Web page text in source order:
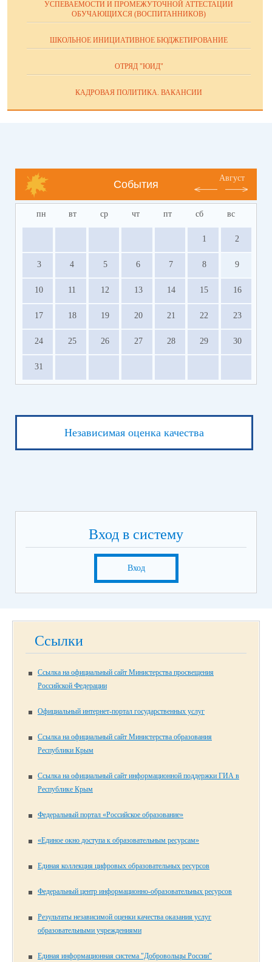
УСПЕВАЕМОСТИ И ПРОМЕЖУТОЧНОЙ АТТЕСТАЦИИ
ОБУЧАЮЩИХСЯ (ВОСПИТАННИКОВ)
ШКОЛЬНОЕ ИНИЦИАТИВНОЕ БЮДЖЕТИРОВАНИЕ
ОТРЯД "ЮИД"
КАДРОВАЯ ПОЛИТИКА. ВАКАНСИИ
События
Август
пн вт ср чт пт сб вс
1 2
3 4 5 6 7 8 9
10 11 12 13 14 15 16
17 18 19 20 21 22 23
24 25 26 27 28 29 30
31
Независимая оценка качества
Вход в систему
Вход
Ссылки
Ссылка на официальный сайт Министерства просвещения
Российской Федерации
Официальный интернет-портал государственных услуг
Ссылка на официальный сайт Министерства образования
Республики Крым
Ссылка на официальный сайт информационной поддержки ГИА в
Республике Крым
Федеральный портал «Российское образование»
«Единое окно доступа к образовательным ресурсам»
Единая коллекция цифровых образовательных ресурсов
Федеральный центр информационно-образовательных ресурсов
Результаты независимой оценки качества оказания услуг
образовательными учреждениями
Единая информационная система "Добровольцы России"